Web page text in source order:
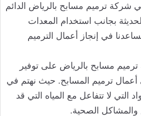
شركة ترميم مسابح بالرياض الدائم
بجانب استخدام المعدات
في إنجاز أعمال الترميم
مسابح بالرياض على توفير
أعمال ترميم المسابح. حيث نهتم في
التي لا تتفاعل مع المياه التي قد
الصحية.